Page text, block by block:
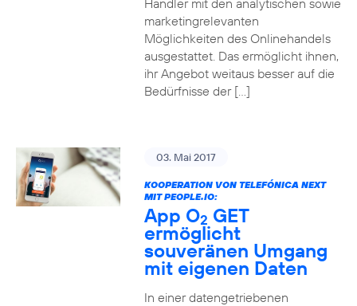
Händler mit den analytischen sowie
marketingrelevanten
Möglichkeiten des Onlinehandels
ausgestattet. Das ermöglicht ihnen,
ihr Angebot weitaus besser auf die
Bedürfnisse der […]
03. Mai 2017
KOOPERATION VON TELEFÓNICA NEXT
MIT PEOPLE.IO:
App O2 GET
ermöglicht
souveränen Umgang
mit eigenen Daten
In einer datengetriebenen